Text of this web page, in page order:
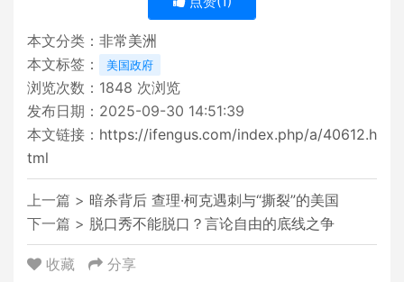
本文分类： 非常美洲
本文标签：
美国政府
浏览次数： 1848 次浏览
发布日期：2025-09-30 14:51:39
本文链接： https://ifengus.com/index.php/a/40612.h
tml
上一篇 > 暗杀背后 查理·柯克遇刺与“撕裂”的美国
下一篇 > 脱口秀不能脱口？言论自由的底线之争
收藏 分享